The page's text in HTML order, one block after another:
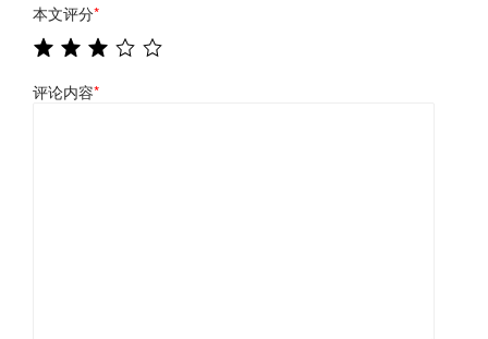
本文评分*
评论内容*